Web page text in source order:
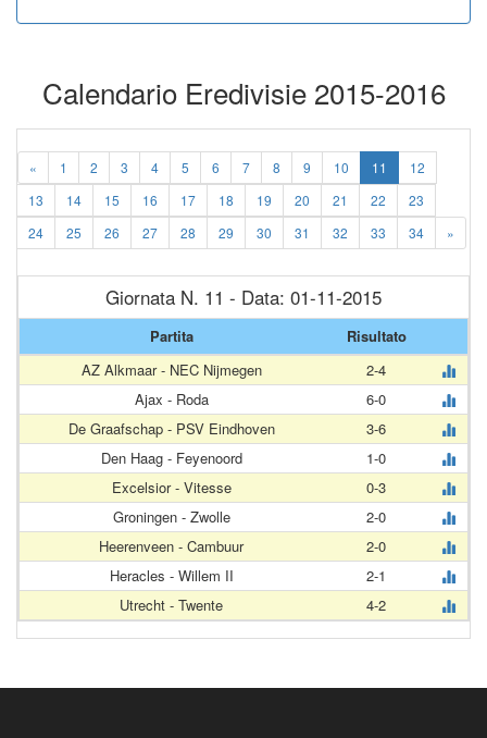
Calendario Eredivisie 2015-2016
« 1 2 3 4 5 6 7 8 9 10 11
12
13
14 15 16 17 18 19 20 21 22
23
24
25 26 27 28 29 30 31 32 33 34 »
Giornata N. 11 - Data: 01-11-2015
Partita
Risultato
AZ Alkmaar - NEC Nijmegen
2-4
Ajax - Roda
6-0
De Graafschap - PSV Eindhoven
3-6
Den Haag - Feyenoord
1-0
Excelsior - Vitesse
0-3
Groningen - Zwolle
2-0
Heerenveen - Cambuur
2-0
Heracles - Willem II
2-1
Utrecht - Twente
4-2